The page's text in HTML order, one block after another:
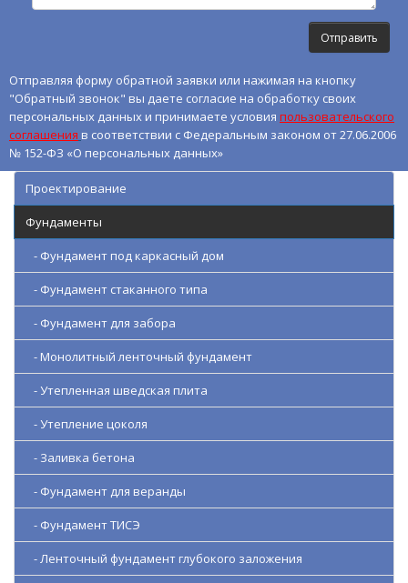
Отправляя форму обратной заявки или нажимая на кнопку
"Обратный звонок" вы даете согласие на обработку своих
персональных данных и принимаете условия пользовательского
соглашения в соответствии с Федеральным законом от 27.06.2006
№ 152-ФЗ «О персональных данных»
Проектирование
Фундаменты
- Фундамент под каркасный дом
- Фундамент стаканного типа
- Фундамент для забора
- Монолитный ленточный фундамент
- Утепленная шведская плита
- Утепление цоколя
- Заливка бетона
- Фундамент для веранды
- Фундамент ТИСЭ
- Ленточный фундамент глубокого заложения